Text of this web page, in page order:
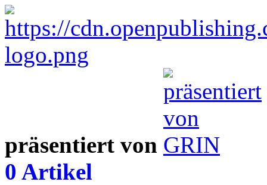
präsentiert von
0 Artikel